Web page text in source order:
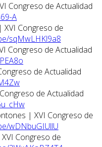
Congreso de Actualidad
A
Congreso de
sqMwLHKl9a8
Congreso de Actualidad
de Actualidad
de Actualidad
| XVI Congreso de
wDNbuGIUllU
Congreso de